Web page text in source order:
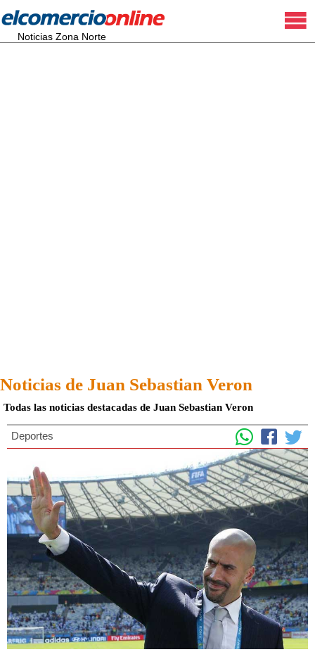
Noticias Zona Norte
Noticias de Juan Sebastian Veron
Todas las noticias destacadas de Juan Sebastian Veron
Deportes